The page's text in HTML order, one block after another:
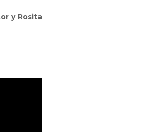
y Rosita